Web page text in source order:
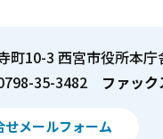
町10-3 西宮市役所本庁
35-3482 ファック
せメールフォーム